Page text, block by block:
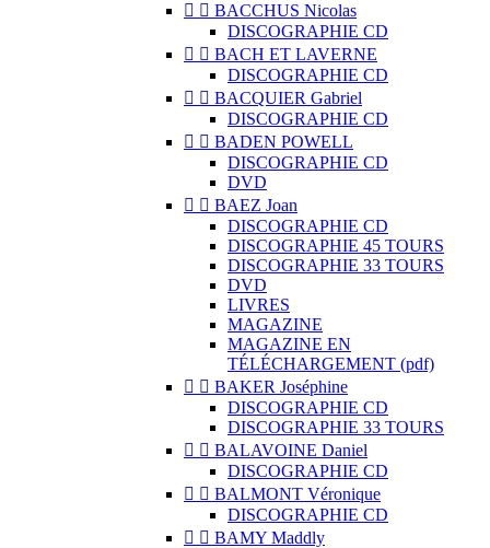
  BACCHUS Nicolas
DISCOGRAPHIE CD
  BACH ET LAVERNE
DISCOGRAPHIE CD
  BACQUIER Gabriel
DISCOGRAPHIE CD
  BADEN POWELL
DISCOGRAPHIE CD
DVD
  BAEZ Joan
DISCOGRAPHIE CD
DISCOGRAPHIE 45 TOURS
DISCOGRAPHIE 33 TOURS
DVD
LIVRES
MAGAZINE
MAGAZINE EN
TÉLÉCHARGEMENT (pdf)
  BAKER Joséphine
DISCOGRAPHIE CD
DISCOGRAPHIE 33 TOURS
  BALAVOINE Daniel
DISCOGRAPHIE CD
  BALMONT Véronique
DISCOGRAPHIE CD
  BAMY Maddly